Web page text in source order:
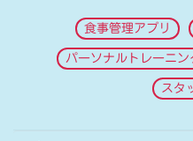
食事管理アプリ
パーソナルトレーニン
スタ